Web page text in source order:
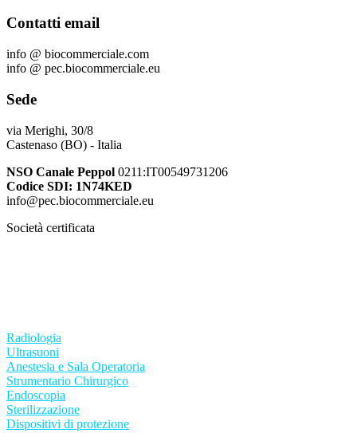
Contatti email
info @ biocommerciale.com
info @ pec.biocommerciale.eu
Sede
via Merighi, 30/8
Castenaso (BO) - Italia
NSO Canale Peppol 0211:IT00549731206
Codice SDI: 1N74KED
info@pec.biocommerciale.eu
Società certificata
Radiologia
Ultrasuoni
Anestesia e Sala Operatoria
Strumentario Chirurgico
Endoscopia
Sterilizzazione
Dispositivi di protezione